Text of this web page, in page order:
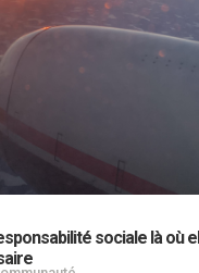
sociale là où